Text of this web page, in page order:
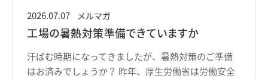
2026.07.07 メルマガ
工場の暑熱対策準備できていますか
汗ばむ時期になってきましたが、暑熱対策のご準備
はお済みでしょうか？ 昨年、厚生労働省は労働安全